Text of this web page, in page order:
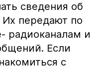
сведения об
Их передают по
радиоканалам и
Если
с